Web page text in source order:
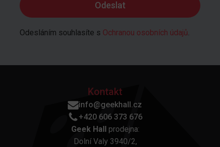
Odesláním souhlasíte s Ochranou osobních údajů.
Kontakt
info@geekhall.cz
+420 606 373 676
Geek Hall
prodejna:
Dolní Valy 3940/2,